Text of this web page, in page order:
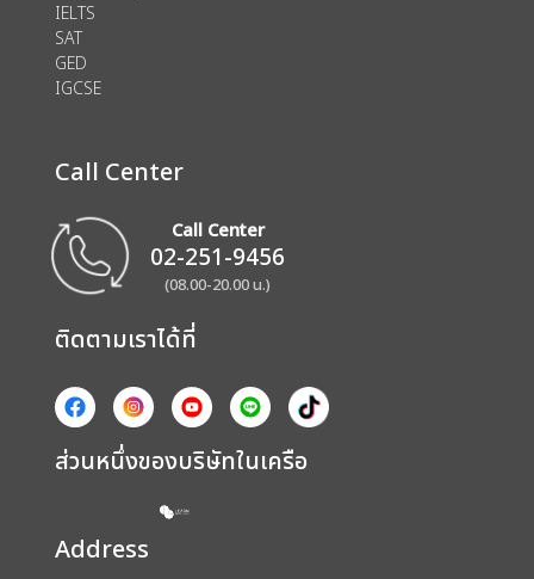
IELTS
SAT
GED
IGCSE
Call Center
Call Center
02-251-9456
(08.00-20.00 น.)
ติดตามเราได้ที่
ส่วนหนึ่งของบริษัทในเครือ
Address